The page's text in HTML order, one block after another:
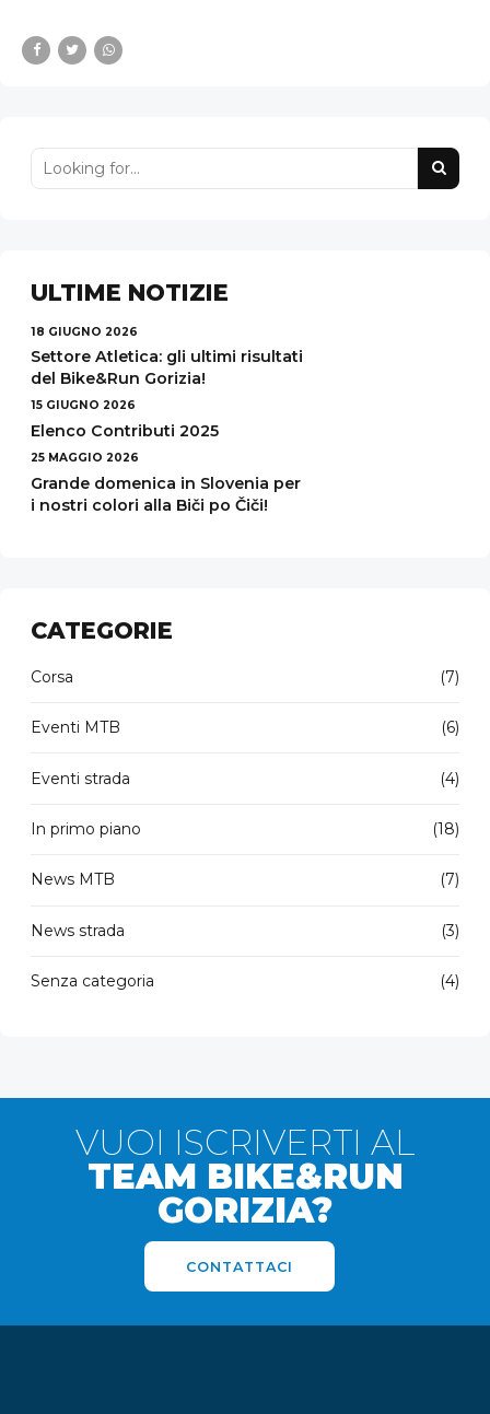
ULTIME NOTIZIE
18 GIUGNO 2026
Settore Atletica: gli ultimi risultati
del Bike&Run Gorizia!
15 GIUGNO 2026
Elenco Contributi 2025
25 MAGGIO 2026
Grande domenica in Slovenia per
i nostri colori alla Biči po Čiči!
CATEGORIE
Corsa (7)
Eventi MTB (6)
Eventi strada (4)
In primo piano (18)
News MTB (7)
News strada (3)
Senza categoria (4)
VUOI ISCRIVERTI AL
TEAM BIKE&RUN
GORIZIA?
CONTATTACI